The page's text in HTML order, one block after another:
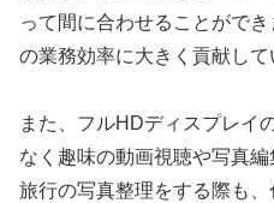
って間に合わせることがで
の業務効率に大きく貢献して
また、フルHDディスプレイ
なく趣味の動画視聴や写真
旅行の写真整理をする際も